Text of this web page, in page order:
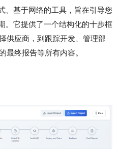
、基于网络的工具，旨在引导您
。它提供了一个结构化的十步框
供应商，到跟踪开发、管理部
最终报告等所有内容。